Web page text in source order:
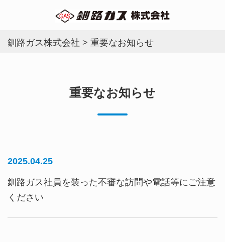
釧路ガス株式会社 > 重要なお知らせ
重要なお知らせ
2025.04.25
釧路ガス社員を装った不審な訪問や電話等にご注意
ください